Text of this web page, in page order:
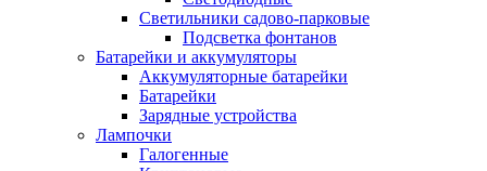
Светильники садово-парковые
Подсветка фонтанов
Батарейки и аккумуляторы
Аккумуляторные батарейки
Батарейки
Зарядные устройства
Лампочки
Галогенные